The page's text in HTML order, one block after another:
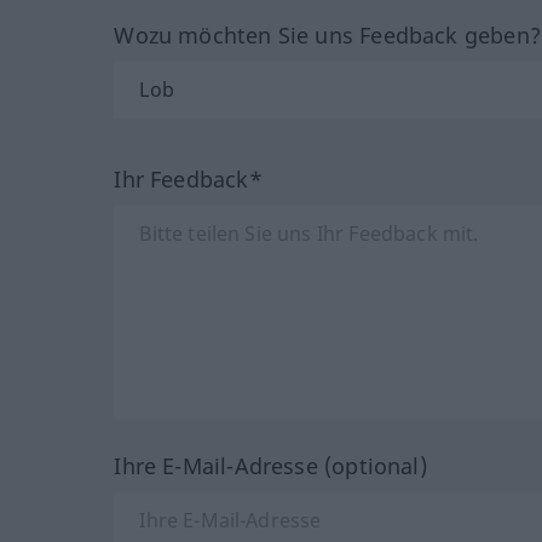
Wozu möchten Sie uns Feedback
Ihr Feedback*
Ihre E-Mail-Adresse (optional)